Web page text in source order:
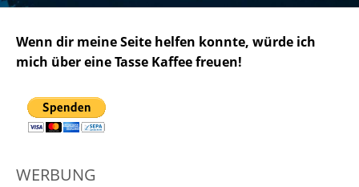
Wenn dir meine Seite helfen konnte, würde ich
mich über eine Tasse Kaffee freuen!
WERBUNG